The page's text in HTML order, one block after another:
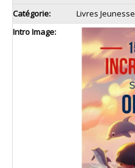
Livres Jeunesse